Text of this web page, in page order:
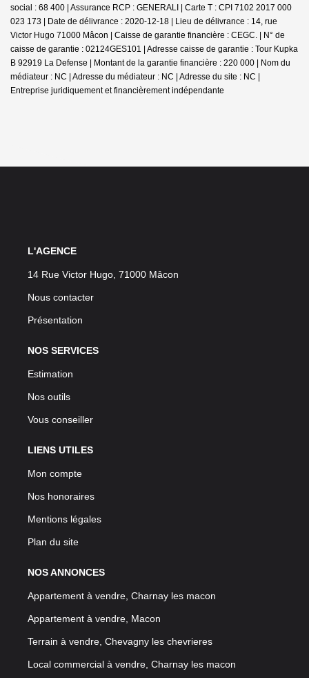
social : 68 400 | Assurance RCP : GENERALI | Carte T : CPI 7102 2017 000
023 173 | Date de délivrance : 2020-12-18 | Lieu de délivrance : 14, rue
Victor Hugo 71000 Mâcon | Caisse de garantie financière : CEGC. | N° de
caisse de garantie : 02124GES101 | Adresse caisse de garantie : Tour Kupka
B 92919 La Defense | Montant de la garantie financière : 220 000 | Nom du
médiateur : NC | Adresse du médiateur : NC | Adresse du site : NC |
Entreprise juridiquement et financièrement indépendante
L'AGENCE
14 Rue Victor Hugo, 71000 Mâcon
Nous contacter
Présentation
NOS SERVICES
Estimation
Nos outils
Vous conseiller
LIENS UTILES
Mon compte
Nos honoraires
Mentions légales
Plan du site
NOS ANNONCES
Appartement à vendre, Charnay les macon
Appartement à vendre, Macon
Terrain à vendre, Chevagny les chevrieres
Local commercial à vendre, Charnay les macon